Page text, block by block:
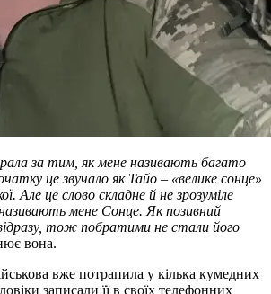
за тим, як мене називають багато
це звучало як Тайо – «велике сонце»
Але це слово складне й не зрозуміле
мене Сонце. Як позивний
тож побратими не стали його
вона.
вже потрапила у кілька кумедних
записали її в своїх телефонних